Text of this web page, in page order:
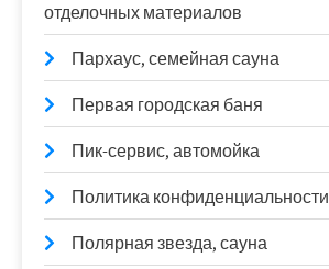
отделочных материалов
Пархаус, семейная сауна
Первая городская баня
Пик-сервис, автомойка
Политика конфиденциальности
Полярная звезда, сауна